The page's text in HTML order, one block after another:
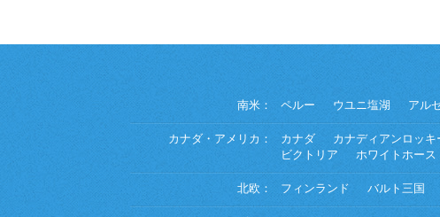
南米： ペルー ウユニ塩湖 アル
カナダ・アメリカ： カナダ カナディアンロッキ
ビクトリア
ホワイトホース
北欧： フィンランド バルト三国